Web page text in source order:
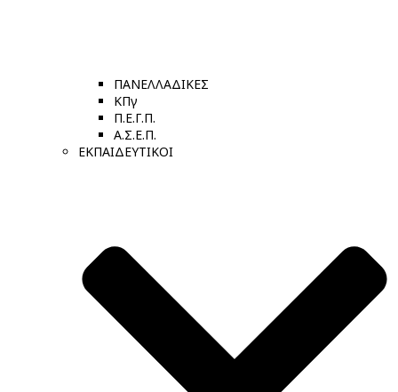
ΠΑΝΕΛΛΑΔΙΚΕΣ
ΚΠγ
Π.Ε.Γ.Π.
Α.Σ.Ε.Π.
ΕΚΠΑΙΔΕΥΤΙΚΟΙ